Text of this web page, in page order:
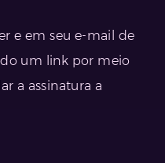
e em seu e-mail de
um link por meio
a assinatura a